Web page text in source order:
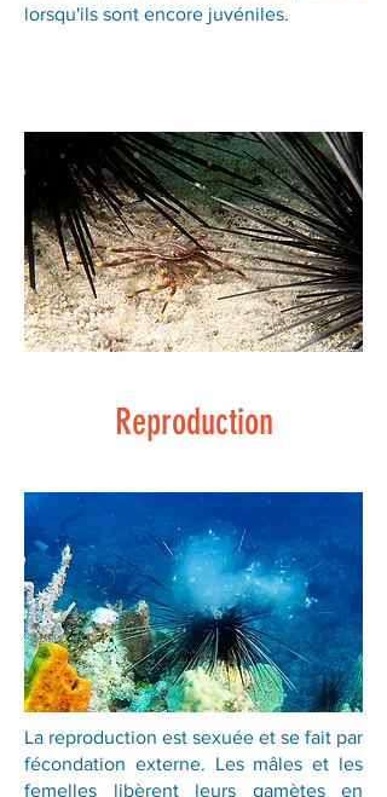
lorsqu'ils sont encore juvéniles.
Reproduction
La reproduction est sexuée et se fait par
fécondation externe. Les mâles et les
femelles libèrent leurs gamètes en